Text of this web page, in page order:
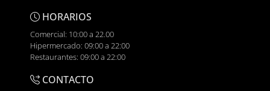
HORARIOS
Comercial: 10:00 a 22.00
Hipermercado: 09:00 a 22:00
Restaurantes: 09:00 a 22:00
CONTACTO